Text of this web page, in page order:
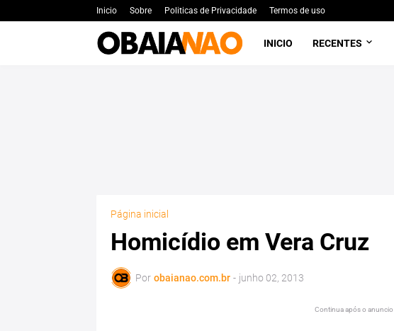
Inicio Sobre Politicas de Privacidade Termos de uso
INICIO RECENTES
Página inicial
Homicídio em Vera Cruz
Por obaianao.com.br - junho 02, 2013
Continua após o anuncio